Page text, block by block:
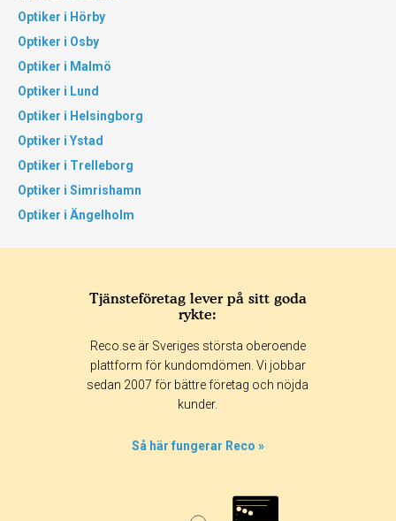
Optiker i Hörby
Optiker i Osby
Optiker i Malmö
Optiker i Lund
Optiker i Helsingborg
Optiker i Ystad
Optiker i Trelleborg
Optiker i Simrishamn
Optiker i Ängelholm
Tjänsteföretag lever på sitt goda
rykte:
Reco.se är Sveriges största oberoende
plattform för kundomdömen. Vi jobbar
sedan 2007 för bättre företag och nöjda
kunder.
Så här fungerar Reco »